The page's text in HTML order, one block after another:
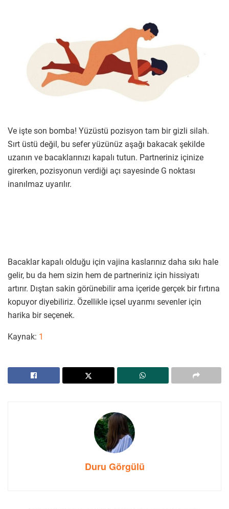
Ve işte son bomba! Yüzüstü pozisyon tam bir gizli silah.
Sırt üstü değil, bu sefer yüzünüz aşağı bakacak şekilde
uzanın ve bacaklarınızı kapalı tutun. Partneriniz içinize
girerken, pozisyonun verdiği açı sayesinde G noktası
inanılmaz uyarılır.
Bacaklar kapalı olduğu için vajina kaslarınız daha sıkı hale
gelir, bu da hem sizin hem de partneriniz için hissiyatı
artırır. Dıştan sakin görünebilir ama içeride gerçek bir fırtına
kopuyor diyebiliriz. Özellikle içsel uyarımı sevenler için
harika bir seçenek.
Kaynak: 1
Duru Görgülü